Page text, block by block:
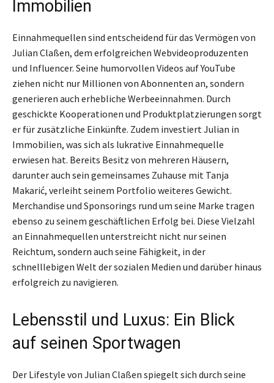
Immobilien
Einnahmequellen sind entscheidend für das Vermögen von
Julian Claßen, dem erfolgreichen Webvideoproduzenten
und Influencer. Seine humorvollen Videos auf YouTube
ziehen nicht nur Millionen von Abonnenten an, sondern
generieren auch erhebliche Werbeeinnahmen. Durch
geschickte Kooperationen und Produktplatzierungen sorgt
er für zusätzliche Einkünfte. Zudem investiert Julian in
Immobilien, was sich als lukrative Einnahmequelle
erwiesen hat. Bereits Besitz von mehreren Häusern,
darunter auch sein gemeinsames Zuhause mit Tanja
Makarić, verleiht seinem Portfolio weiteres Gewicht.
Merchandise und Sponsorings rund um seine Marke tragen
ebenso zu seinem geschäftlichen Erfolg bei. Diese Vielzahl
an Einnahmequellen unterstreicht nicht nur seinen
Reichtum, sondern auch seine Fähigkeit, in der
schnelllebigen Welt der sozialen Medien und darüber hinaus
erfolgreich zu navigieren.
Lebensstil und Luxus: Ein Blick
auf seinen Sportwagen
Der Lifestyle von Julian Claßen spiegelt sich durch seine